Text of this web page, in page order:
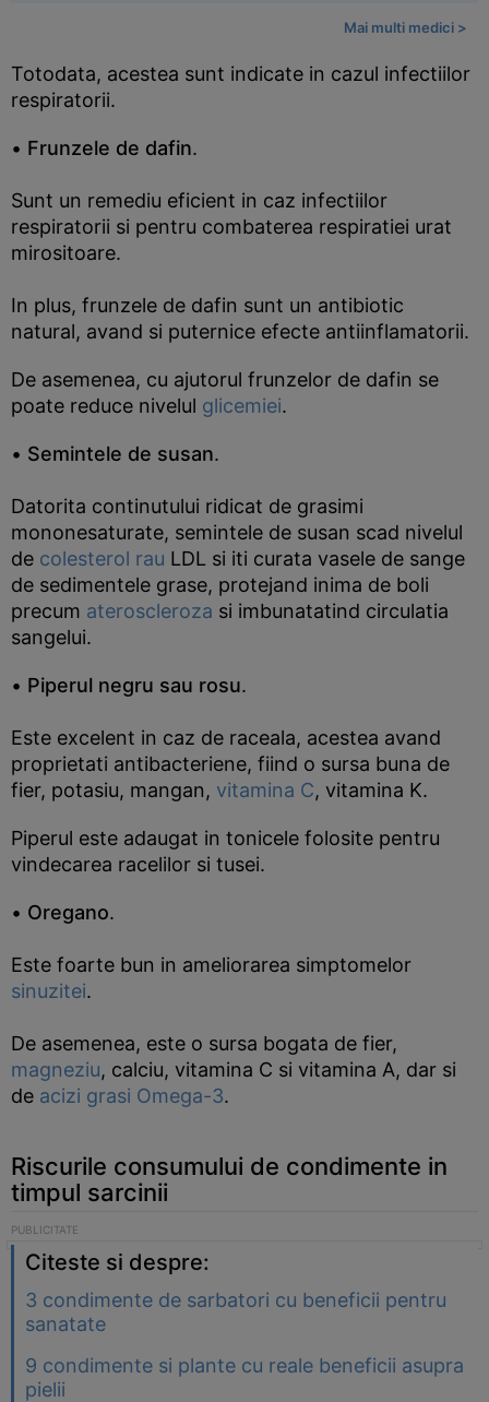
Mai multi medici >
Totodata, acestea sunt indicate in cazul infectiilor
respiratorii.
• Frunzele de dafin.
Sunt un remediu eficient in caz infectiilor
respiratorii si pentru combaterea respiratiei urat
mirositoare.
In plus, frunzele de dafin sunt un antibiotic
natural, avand si puternice efecte antiinflamatorii.
De asemenea, cu ajutorul frunzelor de dafin se
poate reduce nivelul glicemiei.
• Semintele de susan.
Datorita continutului ridicat de grasimi
mononesaturate, semintele de susan scad nivelul
de colesterol rau LDL si iti curata vasele de sange
de sedimentele grase, protejand inima de boli
precum ateroscleroza si imbunatatind circulatia
sangelui.
• Piperul negru sau rosu.
Este excelent in caz de raceala, acestea avand
proprietati antibacteriene, fiind o sursa buna de
fier, potasiu, mangan, vitamina C, vitamina K.
Piperul este adaugat in tonicele folosite pentru
vindecarea racelilor si tusei.
• Oregano.
Este foarte bun in ameliorarea simptomelor
sinuzitei.
De asemenea, este o sursa bogata de fier,
magneziu, calciu, vitamina C si vitamina A, dar si
de acizi grasi Omega-3.
Riscurile consumului de condimente in
timpul sarcinii
Citeste si despre:
3 condimente de sarbatori cu beneficii pentru
sanatate
9 condimente si plante cu reale beneficii asupra
pielii